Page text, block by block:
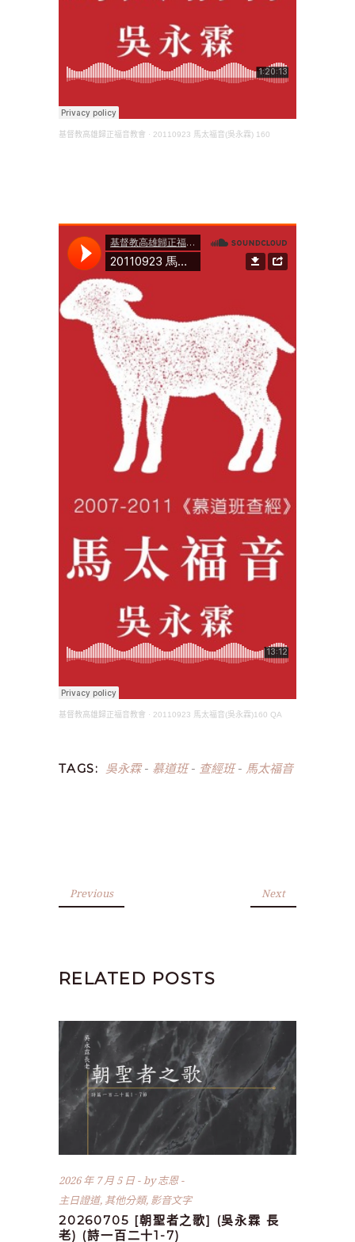
基督教高雄歸正福音教會 · 20110923 馬太福音(吳永霖) 160
基督教高雄歸正福音教會 · 20110923 馬太福音(吳永霖)160 QA
TAGS: 吳永霖- 慕道班- 查經班- 馬太福音
Previous Next
RELATED POSTS
2026 年 7 月 5 日 by志恩
主日證道, 其他分類, 影音文字
20260705 [朝聖者之歌] (吳永霖 長
老) (詩一百二十1-7)